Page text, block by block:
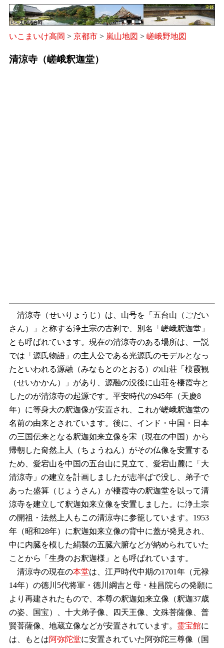
いこまいけ高岡 > 京都市 > 嵐山地図 > 嵯峨野地図
清涼寺（嵯峨釈迦堂）
清涼寺（せいりょうじ）は、山号を「五台山（ごだい
さん）」と称する浄土宗の古刹で、別名「嵯峨釈迦堂」
とも呼ばれています。現在の清涼寺のある場所は、一説
では「源氏物語」の主人公である光源氏のモデルとなっ
たといわれる源融（みなもとのとおる）の山荘「棲霞観
（せいかかん）」があり、源融の没後に山荘を棲霞寺と
したのが清涼寺の起源です。平安時代の945年（天慶8
年）に等身大の釈迦像が安置され、これが嵯峨釈迦堂の
名前の由来とされています。後に、インド・中国・日本
の三国伝来となる釈迦如来立像を宋（現在の中国）から
帰朝した奝然上人（ちょうねん）がその仏像を安置する
ため、愛宕山を中国の五台山に見立て、愛宕山麓に「大
清涼寺」の建立を計画しましたが志半ばで没し、弟子で
あった盛算（じょうさん）が棲霞寺の釈迦堂を以って清
涼寺を建立して釈迦如来立像を安置しました。に浄土宗
の開祖・法然上人もこの清涼寺に参籠しています。1953
年（昭和28年）に釈迦如来立像の背中に蓋が発見され、
中に内臓を模した絹製の五臓六腑などが納められていた
ことから「生身のお釈迦様」とも呼ばれています。
清涼寺の現在の本堂は、江戸時代中期の1701年（元禄
14年）の徳川5代将軍・徳川綱吉と母・桂昌院らの発願に
より再建されたもので、本尊の釈迦如来立像（釈迦37歳
の姿、国宝）、十大弟子像、四天王像、文殊菩薩像、普
賢菩薩像、地蔵立像などが安置されています。 霊宝館に
は、もとは阿弥陀堂に安置されていた阿弥陀三尊像（国